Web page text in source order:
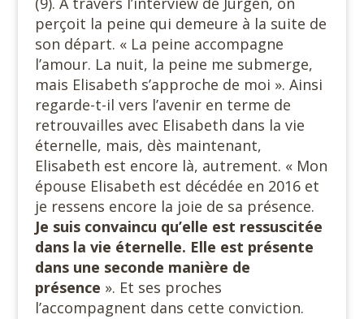
perçoit la peine qui demeure à la suite de
son départ. « La peine accompagne
l’amour. La nuit, la peine me submerge,
mais Elisabeth s’approche de moi ». Ainsi
regarde-t-il vers l’avenir en terme de
retrouvailles avec Elisabeth dans la vie
éternelle, mais, dès maintenant,
Elisabeth est encore là, autrement. « Mon
épouse Elisabeth est décédée en 2016 et
je ressens encore la joie de sa présence.
Je suis convaincu qu’elle est ressuscitée
dans la vie éternelle. Elle est présente
dans une seconde manière de
présence ». Et ses proches
l’accompagnent dans cette conviction.